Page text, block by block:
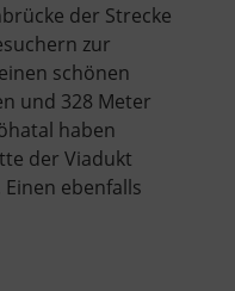
der Strecke
zur
schönen
und 328 Meter
haben
der Viadukt
ebenfalls